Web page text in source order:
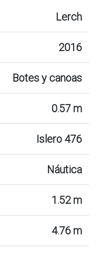
Lerch
2016
Botes y canoas
0.57 m
Islero 476
Náutica
1.52 m
4.76 m